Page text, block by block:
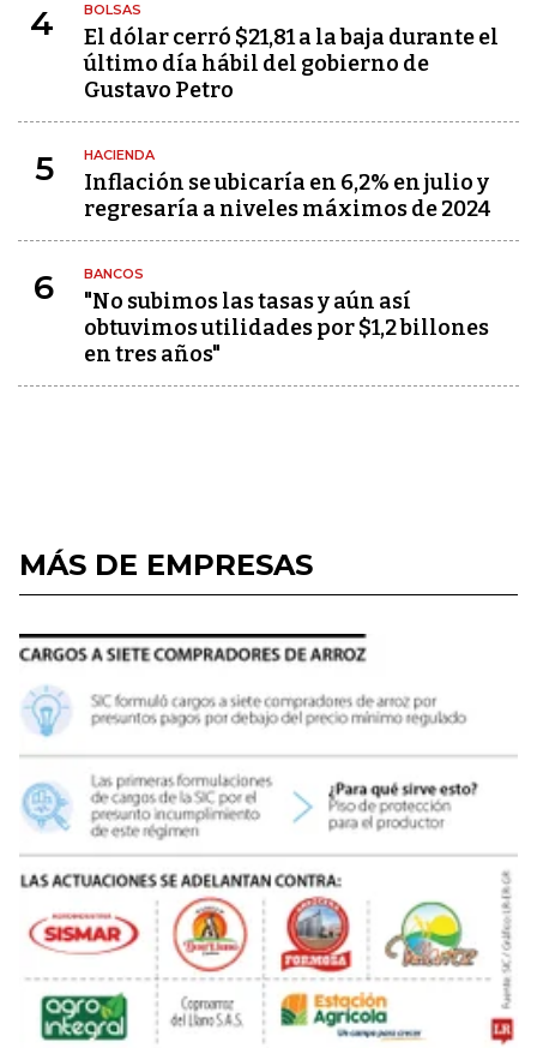
4 BOLSAS
El dólar cerró $21,81 a la baja durante el
último día hábil del gobierno de
Gustavo Petro
5 HACIENDA
Inflación se ubicaría en 6,2% en julio y
regresaría a niveles máximos de 2024
6 BANCOS
"No subimos las tasas y aún así
obtuvimos utilidades por $1,2 billones
en tres años"
MÁS DE EMPRESAS